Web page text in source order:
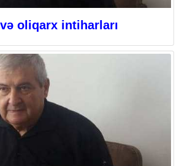
oliqarx intiharları